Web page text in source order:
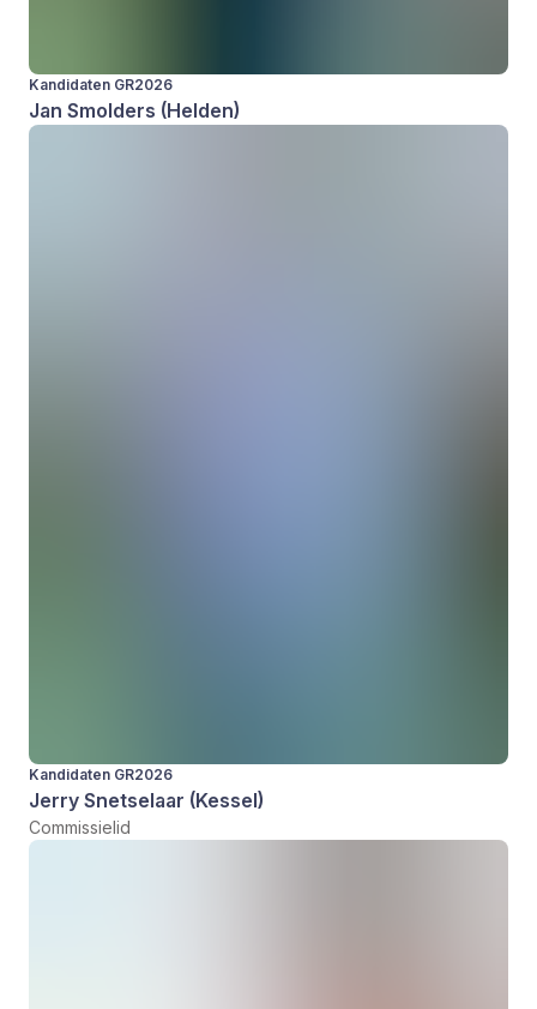
Kandidaten GR2026
Jan Smolders (Helden)
Kandidaten GR2026
Jerry Snetselaar (Kessel)
Commissielid